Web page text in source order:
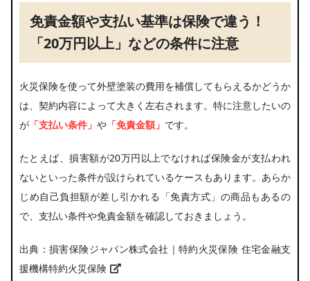
免責金額や支払い基準は保険で違う！
「20万円以上」などの条件に注意
火災保険を使って外壁塗装の費用を補償してもらえるかどうか
は、契約内容によって大きく左右されます。特に注意したいの
が 「支払い条件」 や 「免責金額」 です。
たとえば、損害額が20万円以上でなければ保険金が支払われ
ないといった条件が設けられているケースもあります。あらか
じめ自己負担額が差し引かれる「免責方式」の商品もあるの
で、支払い条件や免責金額を確認しておきましょう。
出典：損害保険ジャパン株式会社｜特約火災保険 住宅金融支
援機構特約火災保険